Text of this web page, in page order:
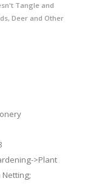
Tangle and
Deer and Other
>Plant